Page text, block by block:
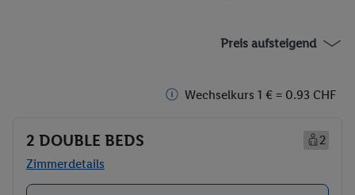
Preis aufsteigend
Wechselkurs 1 € = 0.93 CHF
2 DOUBLE BEDS
2
Zimmerdetails